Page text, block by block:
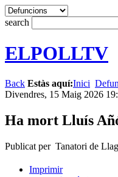
search
ELPOLLTV
Back Estàs aquí:Inici
Divendres, 15 Maig 2026
Ha mort Lluís
Publicat per Tanatori de
Imprimir